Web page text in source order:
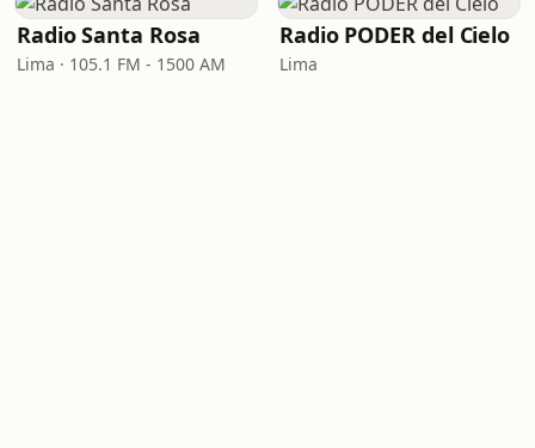
Radio Santa Rosa
Lima · 105.1 FM - 1500 AM
Radio PODER del Cielo
Lima